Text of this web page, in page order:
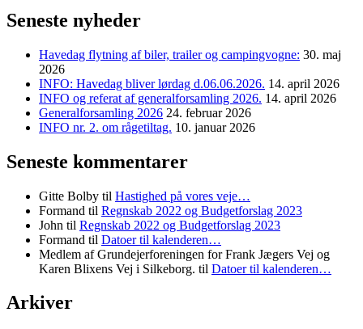
Seneste nyheder
Havedag flytning af biler, trailer og campingvogne: 30. maj
2026
INFO: Havedag bliver lørdag d.06.06.2026. 14. april 2026
INFO og referat af generalforsamling 2026. 14. april 2026
Generalforsamling 2026 24. februar 2026
INFO nr. 2. om rågetiltag. 10. januar 2026
Seneste kommentarer
Gitte Bolby til Hastighed på vores veje…
Formand til Regnskab 2022 og Budgetforslag 2023
John til Regnskab 2022 og Budgetforslag 2023
Formand til Datoer til kalenderen…
Medlem af Grundejerforeningen for Frank Jægers Vej og
Karen Blixens Vej i Silkeborg. til Datoer til kalenderen…
Arkiver